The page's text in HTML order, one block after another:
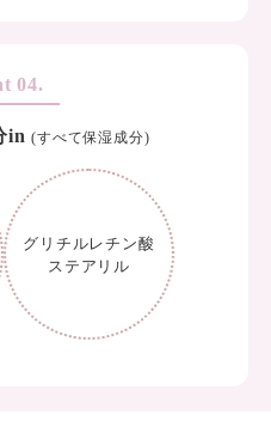
in(すべて保湿成分)
グリチルレチン酸
ステアリル